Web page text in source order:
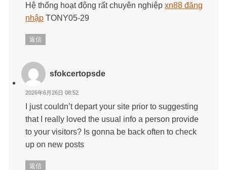
Hệ thống hoạt động rất chuyên nghiệpxn88 đăng
nhập TONY05-29
返信
sfokcertopsde
2026年6月26日 08:52
I just couldn’t depart your site prior to suggesting
that I really loved the usual info a person provide
to your visitors? Is gonna be back often to check
up on new posts
返信